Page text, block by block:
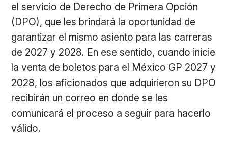
el servicio de Derecho de Primera Opción
(DPO), que les brindará la oportunidad de
garantizar el mismo asiento para las carreras
de 2027 y 2028. En ese sentido, cuando inicie
la venta de boletos para el México GP 2027 y
2028, los aficionados que adquirieron su DPO
recibirán un correo en donde se les
comunicará el proceso a seguir para hacerlo
válido.